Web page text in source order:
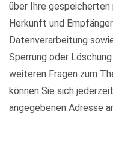
über Ihre gespeicherten
Herkunft und
Datenverarbeitung
Sperrung oder
weiteren Fragen zum
können Sie sich
angegebenen Adresse